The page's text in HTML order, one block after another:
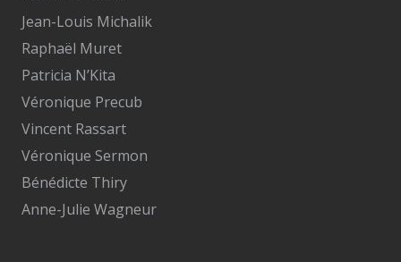
Jean-Louis Michalik
Raphaël Muret
Patricia N’Kita
Véronique Precub
Vincent Rassart
Véronique Sermon
Bénédicte Thiry
Anne-Julie Wagneur